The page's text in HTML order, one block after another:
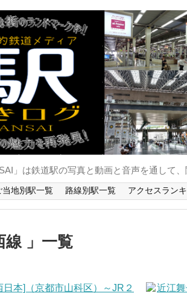
」は鉄道駅の写真と動画と音声を通して
当地別駅一覧 路線別駅一覧 アクセスラン
線 一覧